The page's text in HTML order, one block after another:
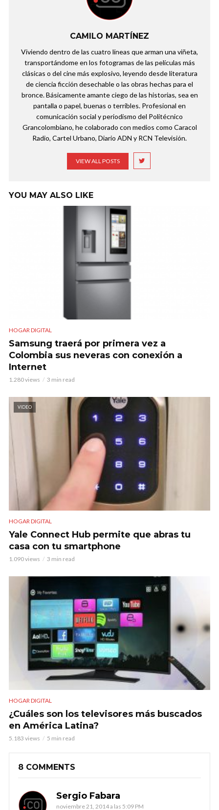
CAMILO MARTÍNEZ
Viviendo dentro de las cuatro líneas que arman una viñeta,
transportándome en los fotogramas de las películas más
clásicas o del cine más explosivo, leyendo desde literatura
de ciencia ficción desechable o las obras hechas para el
bronce. Básicamente amante ciego de las historias, sea en
pantalla o papel, buenas o terribles. Profesional en
comunicación social y periodismo del Politécnico
Grancolombiano, he colaborado con medios como Caracol
Radio, Cartel Urbano, Diario ADN y RCN Televisión.
VIEW ALL POSTS
YOU MAY ALSO LIKE
HOGAR DIGITAL
Samsung traerá por primera vez a
Colombia sus neveras con conexión a
Internet
1.280 views 3 min read
VIDEO
HOGAR DIGITAL
Yale Connect Hub permite que abras tu
casa con tu smartphone
1.090 views 3 min read
HOGAR DIGITAL
¿Cuáles son los televisores más buscados
en América Latina?
5.183 views 5 min read
8 COMMENTS
Sergio Fabara
noviembre 21, 2014 a las 5:09 PM